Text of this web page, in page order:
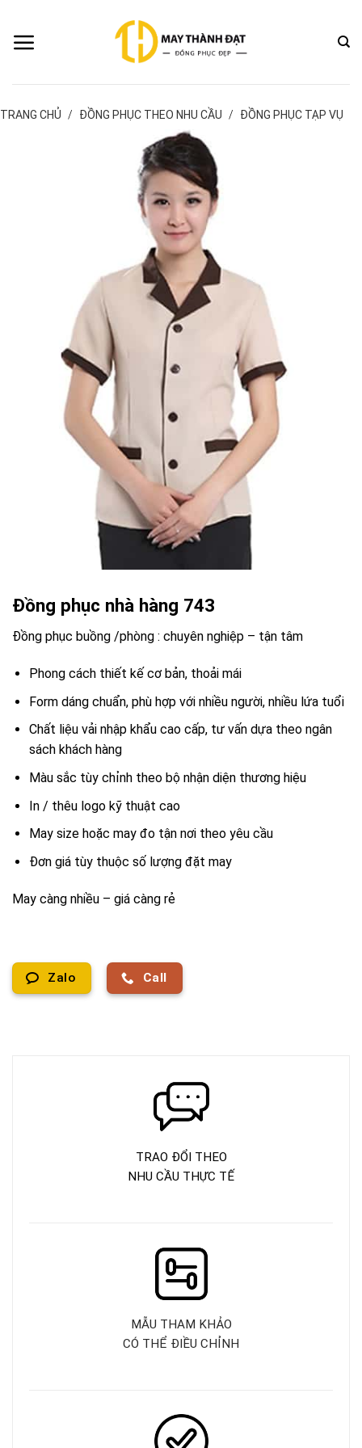
nội
TRANG CHỦ / ĐỒNG PHỤC THEO NHU CẦU / ĐỒNG PHỤC TẠP VỤ
Đồng phục nhà hàng 743
Đồng phục buồng /phòng : chuyên nghiệp – tận tâm
Phong cách thiết kế cơ bản, thoải mái
Form dáng chuẩn, phù hợp với nhiều người, nhiều lứa tuổi
Chất liệu vải nhập khẩu cao cấp, tư vấn dựa theo ngân
sách khách hàng
Màu sắc tùy chỉnh theo bộ nhận diện thương hiệu
In / thêu logo kỹ thuật cao
May size hoặc may đo tận nơi theo yêu cầu
Đơn giá tùy thuộc số lượng đặt may
May càng nhiều – giá càng rẻ
Zalo Call
TRAO ĐỔI THEO
NHU CẦU THỰC TẾ
MẪU THAM KHẢO
CÓ THỂ ĐIỀU CHỈNH